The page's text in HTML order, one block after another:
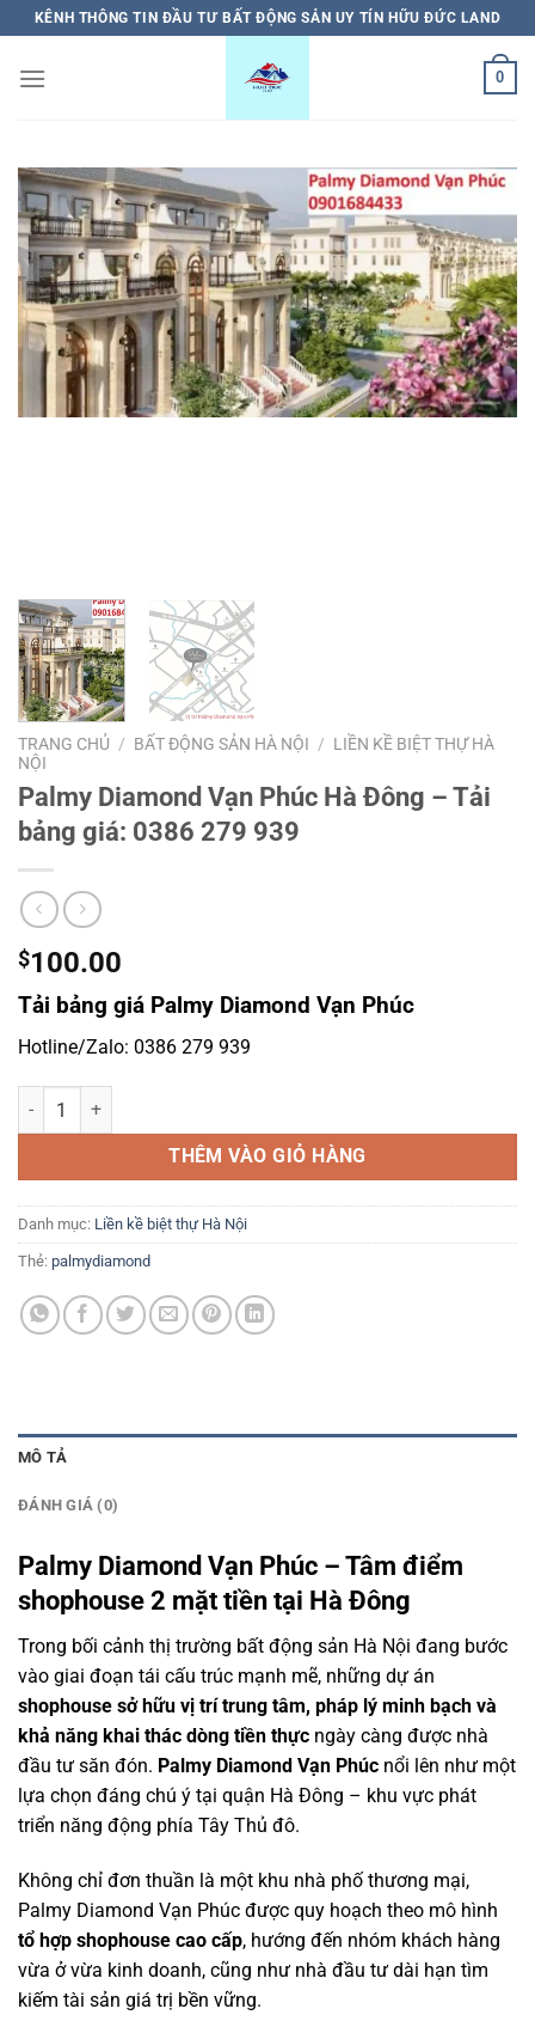
qua
nội
KÊNH THÔNG TIN ĐẦU TƯ BẤT ĐỘNG SẢN UY TÍN HỮU ĐỨC LAND
0
TRANG CHỦ / BẤT ĐỘNG SẢN HÀ NỘI / LIỀN KỀ BIỆT THỰ HÀ
NỘI
Palmy Diamond Vạn Phúc Hà Đông – Tải
bảng giá: 0386 279 939
$100.00
Tải bảng giá Palmy Diamond Vạn Phúc
Hotline/Zalo: 0386 279 939
Palmy Diamond Vạn Phúc Hà Đông – Tải bảng giá: 0386 279 939 số
THÊM VÀO GIỎ HÀNG
Danh mục: Liền kề biệt thự Hà Nội
Thẻ: palmydiamond
MÔ TẢ
ĐÁNH GIÁ (0)
Palmy Diamond Vạn Phúc – Tâm điểm
shophouse 2 mặt tiền tại Hà Đông
Trong bối cảnh thị trường bất động sản Hà Nội đang bước
vào giai đoạn tái cấu trúc mạnh mẽ, những dự án
shophouse sở hữu vị trí trung tâm, pháp lý minh bạch và
khả năng khai thác dòng tiền thực ngày càng được nhà
đầu tư săn đón. Palmy Diamond Vạn Phúc nổi lên như một
lựa chọn đáng chú ý tại quận Hà Đông – khu vực phát
triển năng động phía Tây Thủ đô.
Không chỉ đơn thuần là một khu nhà phố thương mại,
Palmy Diamond Vạn Phúc được quy hoạch theo mô hình
tổ hợp shophouse cao cấp, hướng đến nhóm khách hàng
vừa ở vừa kinh doanh, cũng như nhà đầu tư dài hạn tìm
kiếm tài sản giá trị bền vững.